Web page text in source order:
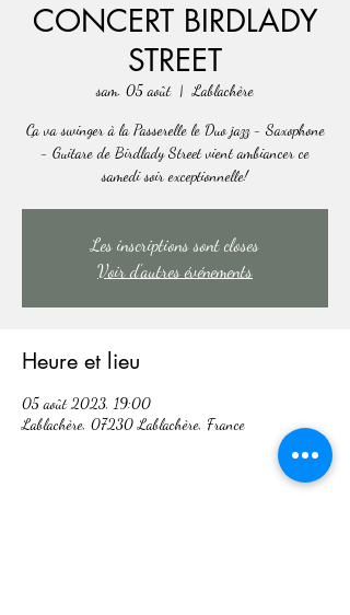
CONCERT BIRDLADY
STREET
sam. 05 août
  |
Lablachère
Ça va swinger à la Passerelle le Duo jazz - Saxophone
- Guitare de Birdlady Street vient ambiancer ce
samedi soir exceptionnelle!
Les inscriptions sont closes
Voir d'autres événements
Heure et lieu
05 août 2023, 19:00
Lablachère, 07230 Lablachère, France